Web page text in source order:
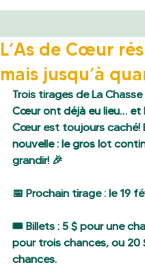
L’As de Cœur
mais jusqu’à
Trois tirages de La Chasse
Cœur ont déjà eu lieu… et
Cœur est toujours caché!
nouvelle : le gros lot
grandir! 🎉
📅 Prochain tirage : le 19
🎟️ Billets : 5 $ pour une
pour trois chances, ou 20
chances.